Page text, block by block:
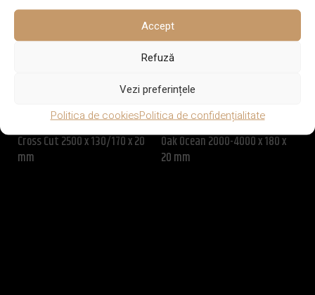
Accept
Refuză
Vezi preferințele
Politica de cookiesPolitica de confidențialitate
Cross Cut 2500 x 130/170 x 20
mm
Oak Ocean 2000-4000 x 180 x
20 mm